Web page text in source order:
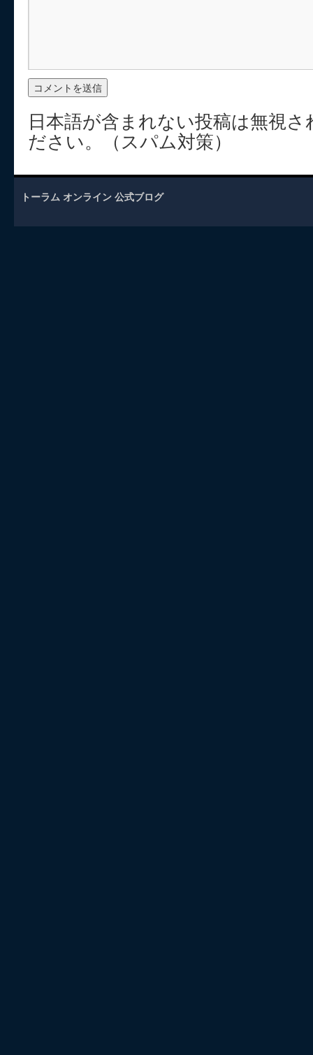
日本語が含まれない投稿は無視
ださい。（スパム対策）
トーラム オンライン 公式ブログ